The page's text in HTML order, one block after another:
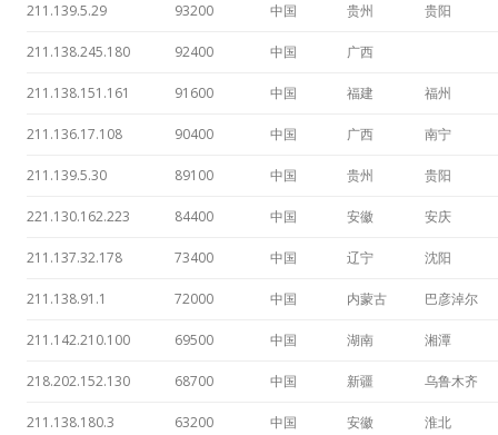
211.139.5.29 93200 中国 贵州 贵阳
211.138.245.180 92400 中国 广西
211.138.151.161 91600 中国 福建 福州
211.136.17.108 90400 中国 广西 南宁
211.139.5.30 89100 中国 贵州 贵阳
221.130.162.223 84400 中国 安徽 安庆
211.137.32.178 73400 中国 辽宁 沈阳
211.138.91.1 72000 中国 内蒙古 巴彦淖尔
211.142.210.100 69500 中国 湖南 湘潭
218.202.152.130 68700 中国 新疆 乌鲁木齐
211.138.180.3 63200 中国 安徽 淮北